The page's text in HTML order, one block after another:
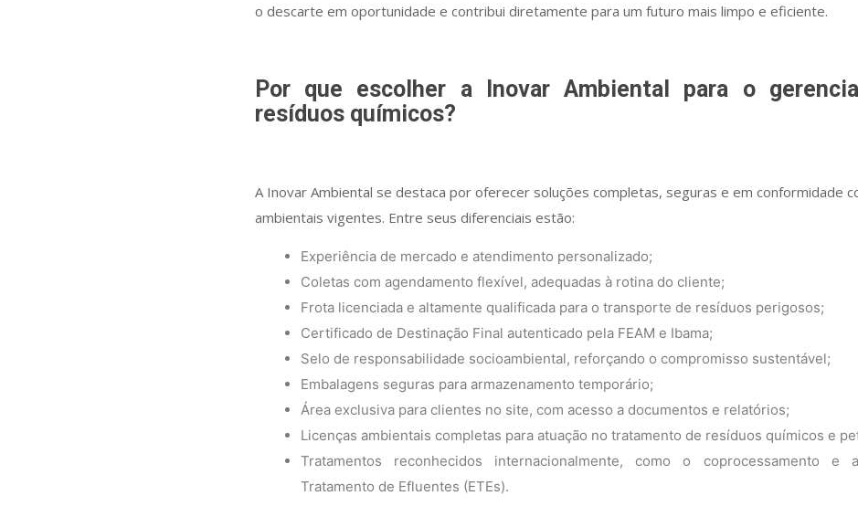
o descarte em oportunidade e contribui diretamente para um futuro mais limpo e eficiente.
Por que escolher a Inovar Ambiental para o
resíduos químicos?
A Inovar Ambiental se destaca por oferecer soluções completas, seguras e em conformidade
ambientais vigentes. Entre seus diferenciais estão:
Experiência de mercado e atendimento personalizado;
Coletas com agendamento flexível, adequadas à rotina do cliente;
Frota licenciada e altamente qualificada para o transporte de resíduos perigosos;
Certificado de Destinação Final autenticado pela FEAM e Ibama;
Selo de responsabilidade socioambiental, reforçando o compromisso sustentável;
Embalagens seguras para armazenamento temporário;
Área exclusiva para clientes no site, com acesso a documentos e relatórios;
Licenças ambientais completas para atuação no tratamento de resíduos químicos e
Tratamentos reconhecidos internacionalmente, como o coprocessamento e
Tratamento de Efluentes (ETEs).